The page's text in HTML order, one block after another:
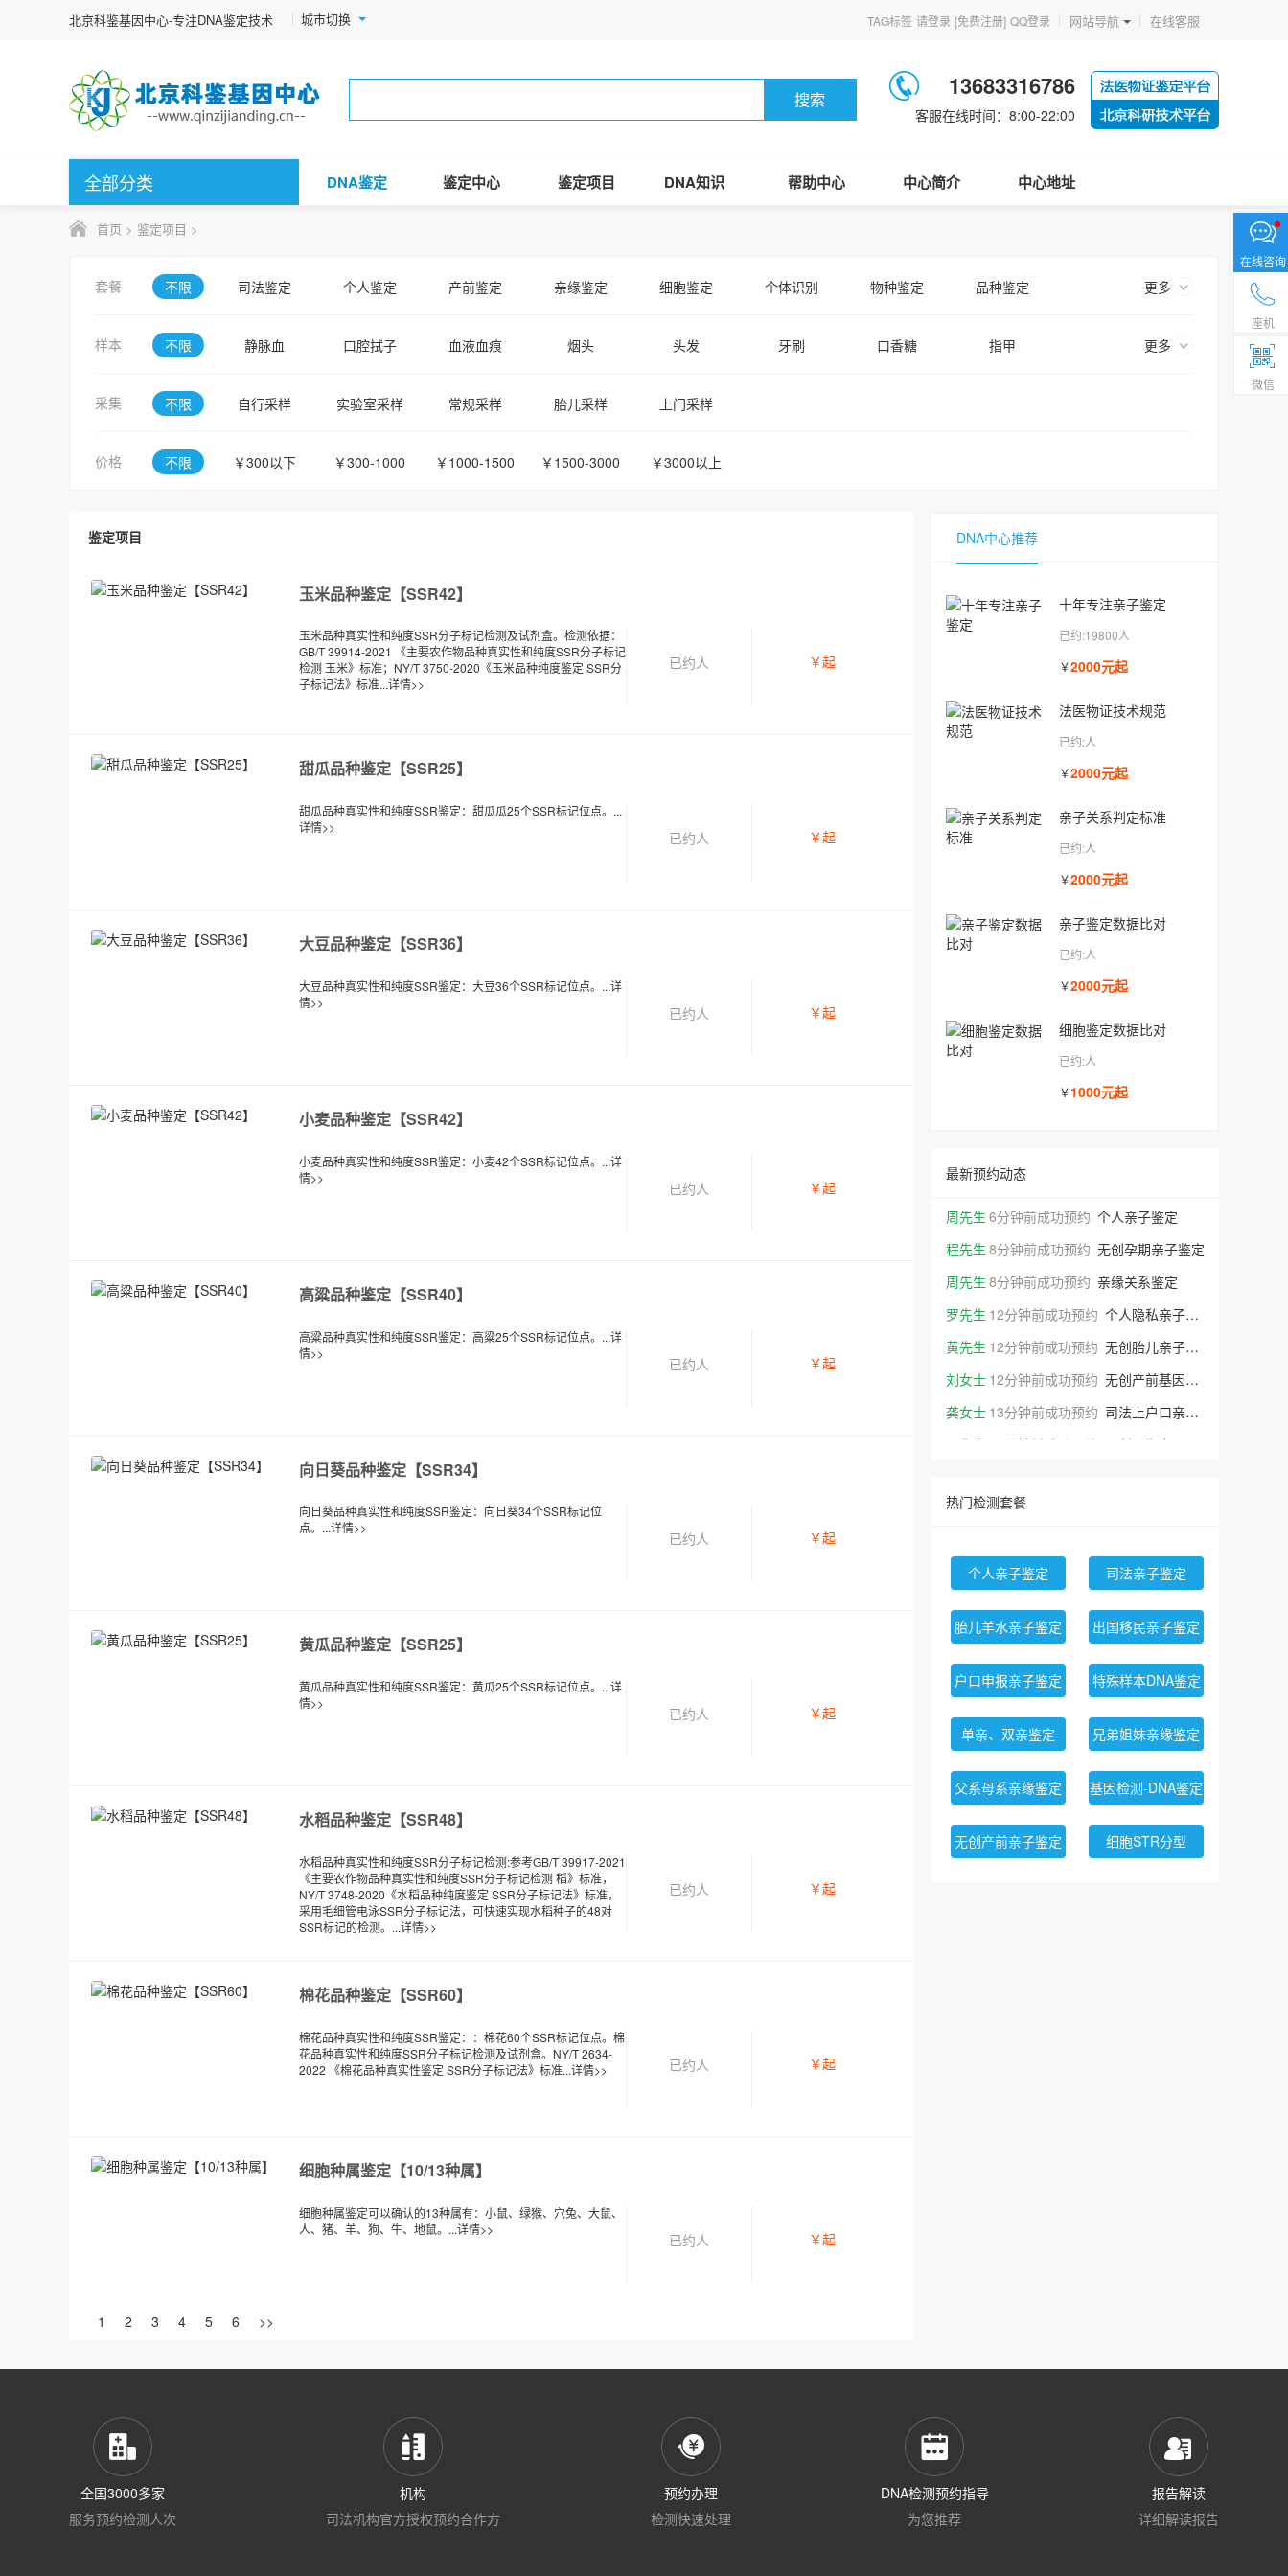
北京科鉴基因中心-专注DNA鉴定技术 城市切换 TAG标签 请登录 [免费注册] QQ登录 网站导航 在线客服
搜索 13683316786
客服在线时间：8:00-22:00
全部分类 DNA鉴定 鉴定中心 鉴定项目 DNA知识 帮助中心 中心简介 中心地址
首页 > 鉴定项目 >
套餐 不限 司法鉴定 个人鉴定 产前鉴定 亲缘鉴定 细胞鉴定 个体识别 物种鉴定 品种鉴定 更多
样本 不限 静脉血 口腔拭子 血液血痕 烟头 头发 牙刷 口香糖 指甲 更多
采集 不限 自行采样 实验室采样 常规采样 胎儿采样 上门采样
价格 不限 ￥300以下 ￥300-1000 ￥1000-1500 ￥1500-3000 ￥3000以上
鉴定项目
玉米品种鉴定【SSR42】
￥起
已约人
玉米品种真实性和纯度SSR分子标记检测及试剂盒。检测依据：
GB/T 39914-2021 《主要农作物品种真实性和纯度SSR分子标记
检测 玉米》标准；NY/T 3750-2020《玉米品种纯度鉴定 SSR分
子标记法》标准...详情>>
甜瓜品种鉴定【SSR25】
￥起
已约人
甜瓜品种真实性和纯度SSR鉴定：甜瓜瓜25个SSR标记位点。...
详情>>
大豆品种鉴定【SSR36】
￥起
已约人
大豆品种真实性和纯度SSR鉴定：大豆36个SSR标记位点。...详
情>>
小麦品种鉴定【SSR42】
￥起
已约 人
小麦品种真实性和纯度SSR鉴定：小麦42个SSR标记位点。...详
情>>
高粱品种鉴定【SSR40】
￥起
已约 人
高粱品种真实性和纯度SSR鉴定：高粱25个SSR标记位点。...详
情>>
向日葵品种鉴定【SSR34】
￥起
已约人
向日葵品种真实性和纯度SSR鉴定：向日葵34个SSR标记位
点。...详情>>
黄瓜品种鉴定【SSR25】
￥起
已约人
黄瓜品种真实性和纯度SSR鉴定：黄瓜25个SSR标记位点。...详
情>>
水稻品种鉴定【SSR48】
￥起
已约人
水稻品种真实性和纯度SSR分子标记检测:参考GB/T 39917-2021
《主要农作物品种真实性和纯度SSR分子标记检测 稻》标准，
NY/T 3748-2020《水稻品种纯度鉴定 SSR分子标记法》标准，
采用毛细管电泳SSR分子标记法，可快速实现水稻种子的48对
SSR标记的检测。...详情>>
棉花品种鉴定【SSR60】
￥起
已约 人
棉花品种真实性和纯度SSR鉴定：：棉花60个SSR标记位点。棉
花品种真实性和纯度SSR分子标记检测及试剂盒。NY/T 2634-
2022 《棉花品种真实性鉴定 SSR分子标记法》标准...详情>>
细胞种属鉴定【10/13种属】
￥起
已约 人
细胞种属鉴定可以确认的13种属有：小鼠、绿猴、穴兔、大鼠、
人、猪、羊、狗、牛、地鼠。...详情>>
1 2 3 4 5 6 >>
DNA中心推荐
十年专注亲子鉴定
已约:19800人
￥2000元起
法医物证技术规范
已约:人
￥2000元起
亲子关系判定标准
已约:人
￥2000元起
亲子鉴定数据比对
已约:人
￥2000元起
细胞鉴定数据比对
已约:人
￥1000元起
最新预约动态
阮女士4分钟前成功预约
周先生 6分钟前成功预约 个人亲子鉴定
程先生 8分钟前成功预约 无创孕期亲子鉴定
周先生 8分钟前成功预约 亲缘关系鉴定
罗先生 12分钟前成功预约 个人隐私亲子鉴定
黄先生 12分钟前成功预约 无创胎儿亲子鉴定
刘女士 12分钟前成功预约 无创产前基因检测
龚女士 13分钟前成功预约 司法上户口亲子鉴定
亓先生
15分钟前成功预约
无创孕期亲子鉴定
阮先生17分钟前成功预约
李先生 20分钟前成功预约
無創產前基因檢測
王女士40分钟前成功预约个人亲子鉴定
范女士分钟前成功预约
天赋基因检测
阮女士4分钟前成功预约十周无创产检
周先生
6分钟前成功预约
个人亲子鉴定
周先生8分钟前成功预约亲缘关系鉴定
罗先生12分钟前成功预约个人隐私亲子鉴定
黄先生12分钟前成功预约无创胎儿亲子鉴定
热门检测套餐
个人亲子鉴定 司法亲子鉴定
胎儿羊水亲子鉴定 出国移民亲子鉴定
户口申报亲子鉴定 特殊样本DNA鉴定
单亲、双亲鉴定 兄弟姐妹亲缘鉴定
父系母系亲缘鉴定 基因检测-DNA鉴定
无创产前亲子鉴定 细胞STR分型
全国3000多家
服务预约检测人次
机构
司法机构官方授权预约合作方
预约办理
检测快速处理
DNA检测预约指导
为您推荐
报告解读
详细解读报告
在线咨询
座机
微信